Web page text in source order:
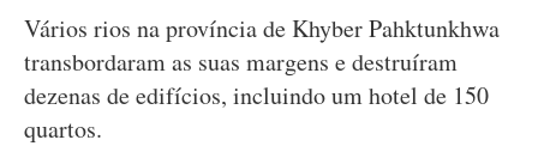
Vários rios na província de Khyber Pahktunkhwa
transbordaram as suas margens e destruíram
dezenas de edifícios, incluindo um hotel de 150
quartos.